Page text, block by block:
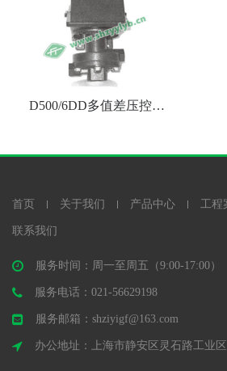
D500/6DD多值差压控制
首页 关于我们 产品中心 工程
联系我们
服务时间：周一至周五（9:00-17:00）
服务电话：021-56629198
服务邮箱：shziyigf@163.com
办公地址：上海市静安区灵石路工业区